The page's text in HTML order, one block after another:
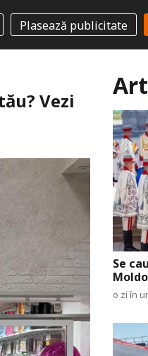
Plasează publicitate
Vezi
Se
o zi în